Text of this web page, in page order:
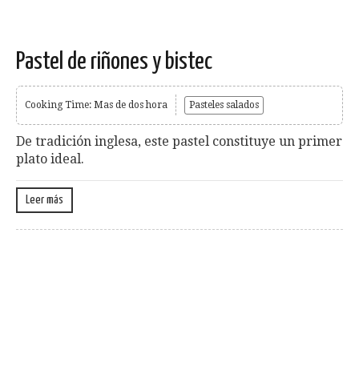
Pastel de riñones y bistec
Cooking Time: Mas de dos hora Pasteles salados
De tradición inglesa, este pastel constituye un primer
plato ideal.
Leer más